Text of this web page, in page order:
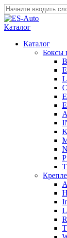
Каталог
Каталог
Боксы